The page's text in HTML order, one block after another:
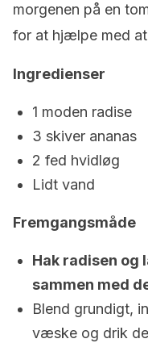
morgenen på en
for at hjælpe med
Ingredienser
1 moden radise
3 skiver ananas
2 fed hvidløg
Lidt vand
Fremgangsmåde
Hak radisen og
sammen med
Blend grundigt,
væske og drik